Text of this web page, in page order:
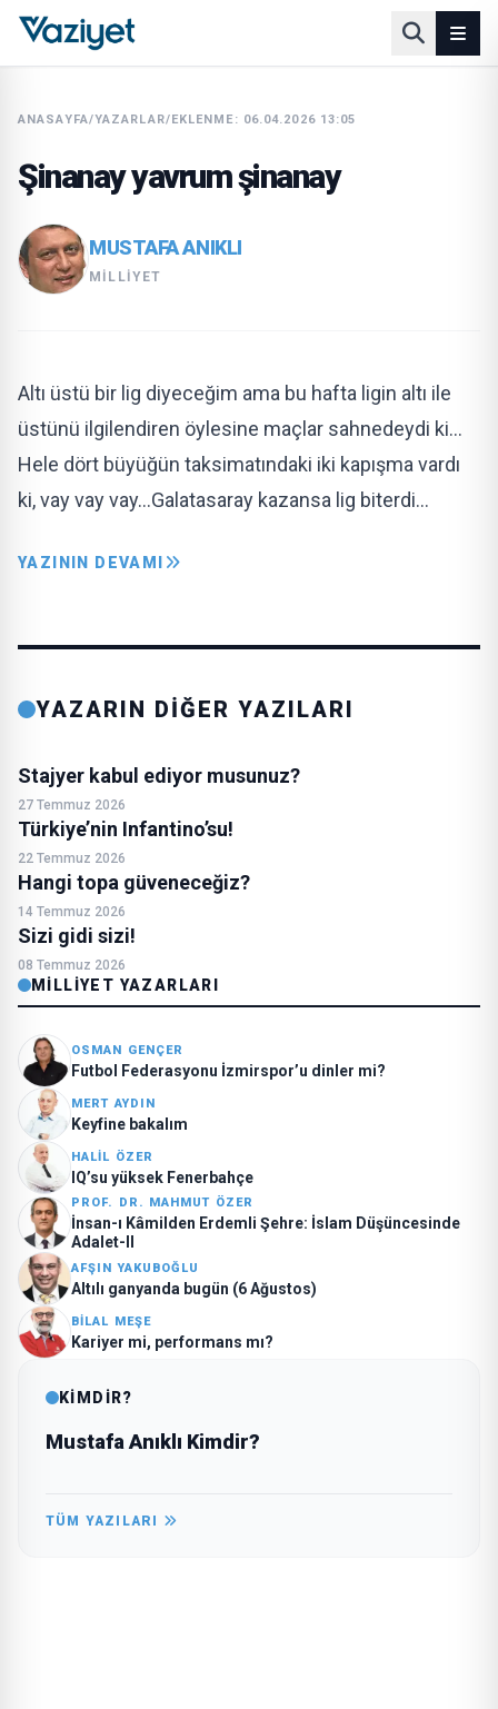
ANASAYFA/YAZARLAR/EKLENME: 06.04.2026 13:05
Şinanay yavrum şinanay
MUSTAFA ANIKLI
MILLIYET
Altı üstü bir lig diyeceğim ama bu hafta ligin altı ile
üstünü ilgilendiren öylesine maçlar sahnedeydi ki…
Hele dört büyüğün taksimatındaki iki kapışma vardı
ki, vay vay vay…Galatasaray kazansa lig biterdi…
YAZININ DEVAMI
YAZARIN DİĞER YAZILARI
Stajyer kabul ediyor musunuz?
27 Temmuz 2026
Türkiye’nin Infantino’su!
22 Temmuz 2026
Hangi topa güveneceğiz?
14 Temmuz 2026
Sizi gidi sizi!
08 Temmuz 2026
MILLIYET YAZARLARI
OSMAN GENÇER
Futbol Federasyonu İzmirspor’u dinler mi?
MERT AYDIN
Keyfine bakalım
HALIL ÖZER
IQ’su yüksek Fenerbahçe
PROF. DR. MAHMUT ÖZER
İnsan-ı Kâmilden Erdemli Şehre: İslam Düşüncesinde
Adalet-II
AFŞIN YAKUBOĞLU
Altılı ganyanda bugün (6 Ağustos)
BILAL MEŞE
Kariyer mi, performans mı?
KİMDİR?
Mustafa Anıklı Kimdir?
TÜM YAZILARI